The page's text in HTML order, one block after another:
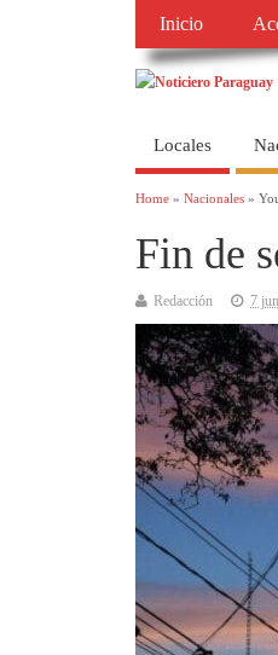
Inicio
Locales
Home » Nacionales »
Fin de
Redacción 7